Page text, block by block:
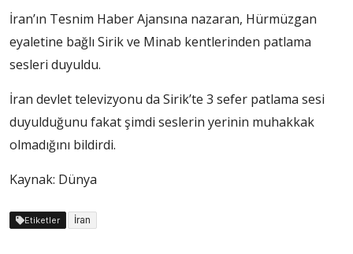
İran’ın Tesnim Haber Ajansına nazaran, Hürmüzgan
eyaletine bağlı Sirik ve Minab kentlerinden patlama
sesleri duyuldu.
İran devlet televizyonu da Sirik’te 3 sefer patlama sesi
duyulduğunu fakat şimdi seslerin yerinin muhakkak
olmadığını bildirdi.
Kaynak: Dünya
Etiketler İran